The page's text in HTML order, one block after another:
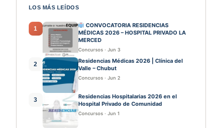
LOS MÁS LEÍDOS
1
CONVOCATORIA RESIDENCIAS
MÉDICAS 2026 – HOSPITAL PRIVADO LA
MERCED
Concursos · Jun 3
2
Residencias Médicas 2026 | Clínica del
Valle – Chubut
Concursos · Jun 2
3
Residencias Hospitalarias 2026 en el
Hospital Privado de Comunidad
Concursos · Jun 1